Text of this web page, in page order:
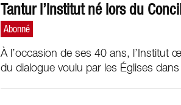
Tantur l’Institut né lors du
À l’occasion de ses 40 ans, l’Institut
du dialogue voulu par les Églises